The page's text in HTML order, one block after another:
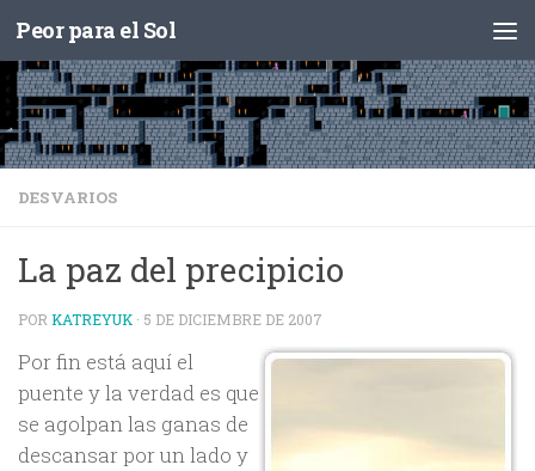
Saltar al contenido
Peor para el Sol
DESVARIOS
La paz del precipicio
POR KATREYUK · 5 DE DICIEMBRE DE 2007
Por fin está aquí el
puente y la verdad es que
se agolpan las ganas de
descansar por un lado y